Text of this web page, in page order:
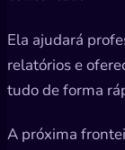
Ela ajudará
relatórios e
tudo de forma
A próxima